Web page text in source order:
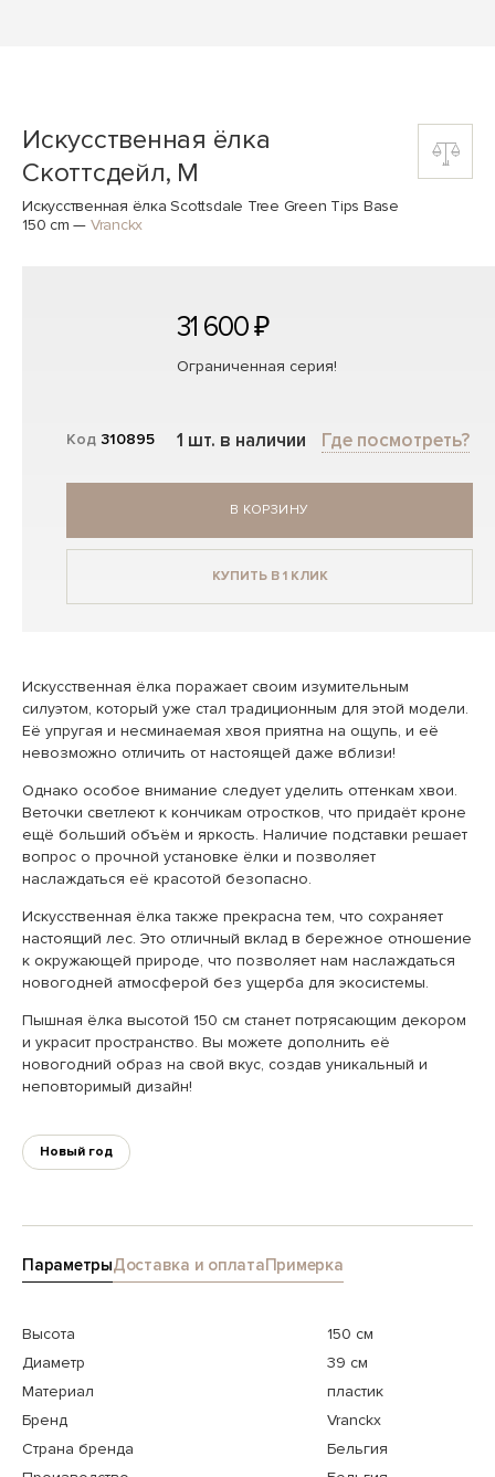
Искусственная ёлка
Скоттсдейл, M
Искусственная ёлка Scottsdale Tree Green Tips Base
150 cm — Vranckx
Код 310895
31 600 ₽
Ограниченная серия!
1 шт. в наличии Где посмотреть?
В КОРЗИНУ
КУПИТЬ В 1 КЛИК
Искусственная ёлка поражает своим изумительным
силуэтом, который уже стал традиционным для этой модели.
Её упругая и несминаемая хвоя приятна на ощупь, и её
невозможно отличить от настоящей даже вблизи!
Однако особое внимание следует уделить оттенкам хвои.
Веточки светлеют к кончикам отростков, что придаёт кроне
ещё больший объём и яркость. Наличие подставки решает
вопрос о прочной установке ёлки и позволяет
наслаждаться её красотой безопасно.
Искусственная ёлка также прекрасна тем, что сохраняет
настоящий лес. Это отличный вклад в бережное отношение
к окружающей природе, что позволяет нам наслаждаться
новогодней атмосферой без ущерба для экосистемы.
Пышная ёлка высотой 150 см станет потрясающим декором
и украсит пространство. Вы можете дополнить её
новогодний образ на свой вкус, создав уникальный и
неповторимый дизайн!
Новый год
ПараметрыДоставка и оплатаПримерка
Высота
150 см
Диаметр
39 см
Материал
пластик
Бренд
Vranckx
Страна бренда
Бельгия